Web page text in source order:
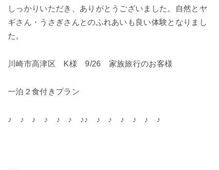
しっかりいただき、ありがとうございました。自然とヤ
ギさん・うさぎさんとのふれあいも良い体験となりまし
た。
川崎市高津区 K様 9/26 家族旅行のお客様
一泊２食付きプラン
♪ ♪ ♪ ♪ ♪ ♪ ♪♪ ♪ ♪ ♪ ♪ ♪ ♪